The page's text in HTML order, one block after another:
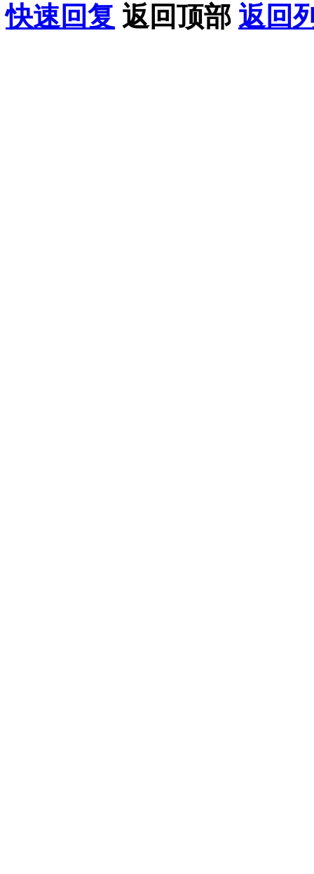
快速回复 返回顶部 返回